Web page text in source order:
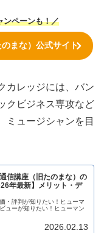
ンペーンも！／
まな）公式サイト
カレッジには、バン
クビジネス専攻など
ミュージシャンを目
信講座（旧たのまな）の
年最新】メリット・デ
・評判が知りたい！ヒューマ
ューが知りたい！ヒューマン
2026.02.13